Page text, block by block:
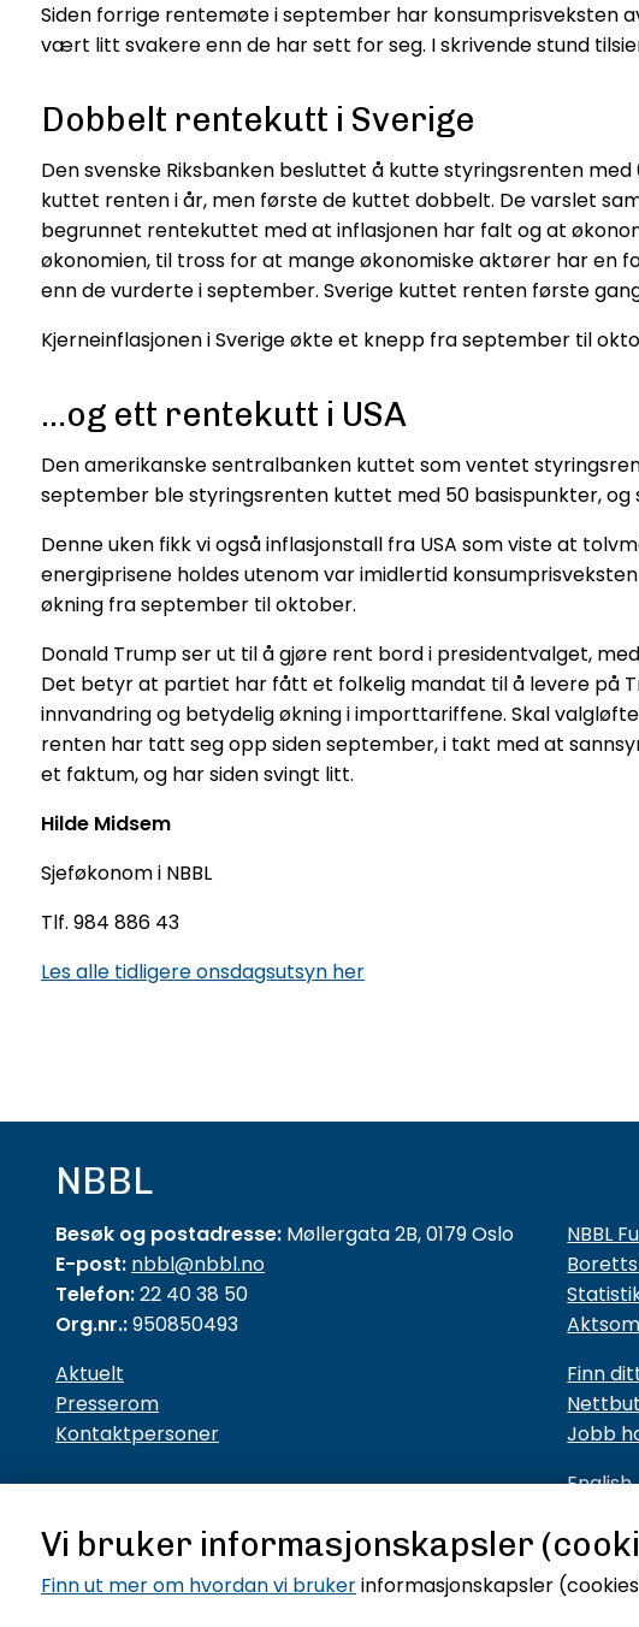
Siden forrige rentemøte i september har konsumprisveksten
vært litt svakere enn de har sett for seg. I skrivende stund
Dobbelt rentekutt i Sverige
Den svenske Riksbanken besluttet å kutte styringsrenten
kuttet renten i år, men første de kuttet dobbelt. De varslet
begrunnet rentekuttet med at inflasjonen har falt og at
økonomien, til tross for at mange økonomiske aktører har en
enn de vurderte i september. Sverige kuttet renten første
Kjerneinflasjonen i Sverige økte et knepp fra september til
…og ett rentekutt i USA
Den amerikanske sentralbanken kuttet som ventet
september ble styringsrenten kuttet med 50 basispunkter,
Denne uken fikk vi også inflasjonstall fra USA som viste at
energiprisene holdes utenom var imidlertid
økning fra september til oktober.
Donald Trump ser ut til å gjøre rent bord i presidentvalget,
Det betyr at partiet har fått et folkelig mandat til å levere på
innvandring og betydelig økning i importtariffene. Skal
renten har tatt seg opp siden september, i takt med at
et faktum, og har siden svingt litt.
Hilde Midsem
Sjeføkonom i NBBL
Tlf. 984 886 43
Les alle tidligere onsdagsutsyn her
NBBL
Besøk og postadresse: Møllergata 2B, 0179 Oslo
E-post: nbbl@nbbl.no
Telefon:22 40 38 50
Org.nr.:950850493
Aktuelt
Presserom
Kontaktpersoner
NBBL
Finn
Jobb
English
Utviklet
Vi bruker informasjonskapsler
Finn ut mer om hvordan vi brukerinformasjonskapsler